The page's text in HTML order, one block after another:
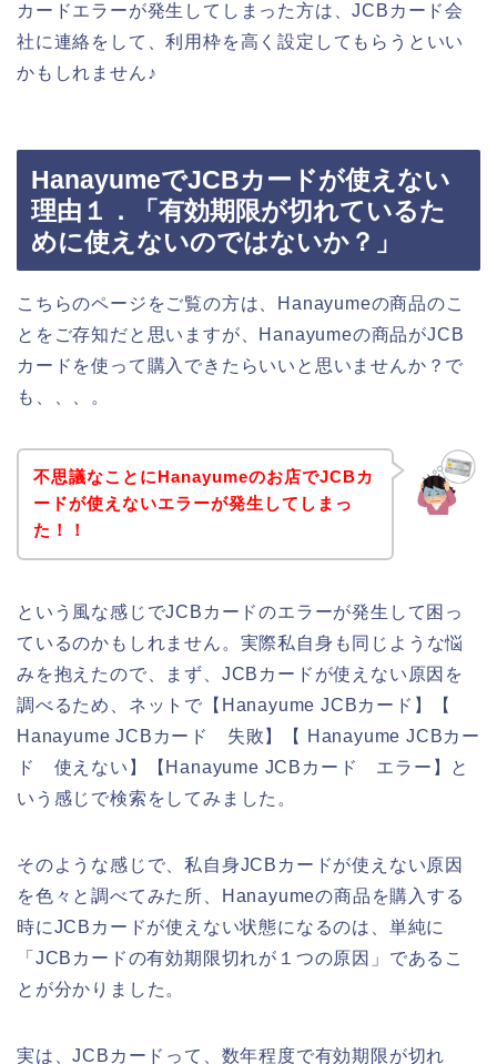
カードエラーが発生してしまった方は、JCBカード会
社に連絡をして、利用枠を高く設定してもらうといい
かもしれません♪
HanayumeでJCBカードが使えない
理由１．「有効期限が切れているた
めに使えないのではないか？」
こちらのページをご覧の方は、Hanayumeの商品のこ
とをご存知だと思いますが、Hanayumeの商品がJCB
カードを使って購入できたらいいと思いませんか？で
も、、、。
不思議なことにHanayumeのお店でJCBカ
ードが使えないエラーが発生してしまっ
た！！
という風な感じでJCBカードのエラーが発生して困っ
ているのかもしれません。実際私自身も同じような悩
みを抱えたので、まず、JCBカードが使えない原因を
調べるため、ネットで【Hanayume JCBカード】【
Hanayume JCBカード 失敗】【 Hanayume JCBカー
ド 使えない】【Hanayume JCBカード エラー】と
いう感じで検索をしてみました。
そのような感じで、私自身JCBカードが使えない原因
を色々と調べてみた所、Hanayumeの商品を購入する
時にJCBカードが使えない状態になるのは、単純に
「JCBカードの有効期限切れが１つの原因」であるこ
とが分かりました。
実は、JCBカードって、数年程度で有効期限が切れ